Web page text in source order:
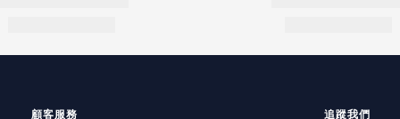
顧客服務 追蹤我們